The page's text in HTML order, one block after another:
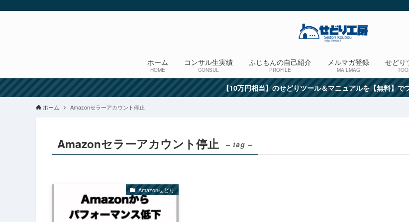
ホーム
HOME
コンサル生実績
CONSUL
ふじもんの自己紹介
PROFILE
メルマガ登録
MAILMAG
せどり
【10万円相当】のせどりツール＆マニュアルを【無料】で
ホーム Amazonセラーアカウント停止
Amazonセラーアカウント停止 – tag –
Amazonせどり